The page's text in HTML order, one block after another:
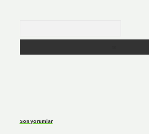
Son yorumlar